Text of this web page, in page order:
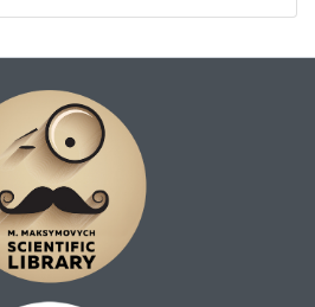
навчання, контроль
механізми
виявляти і
у вебсередовищі
забезпечуючи
законодавства і
та репутаційних
аналіз літератури з